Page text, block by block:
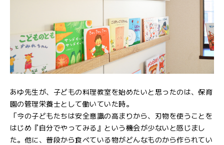
あゆ先生が、子どもの料理教室を始めたいと思ったのは、保育
園の管理栄養士として働いていた時。
「今の子どもたちは安全意識の高まりから、刃物を使うことを
はじめ『自分でやってみる』という機会が少ないと感じまし
た。他に、普段から食べている物がどんなものから作られてい